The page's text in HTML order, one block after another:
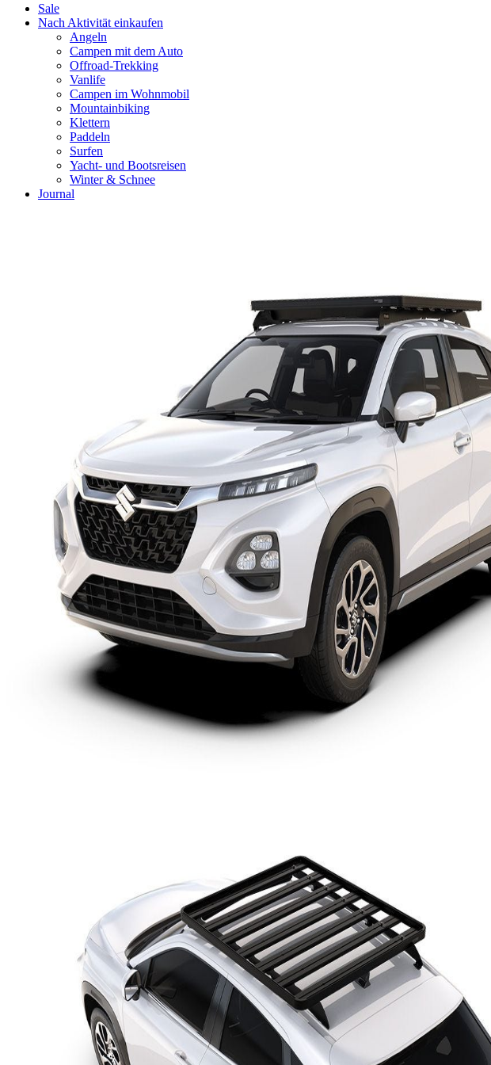
Sale
Nach Aktivität einkaufen
Angeln
Campen mit dem Auto
Offroad-Trekking
Vanlife
Campen im Wohnmobil
Mountainbiking
Klettern
Paddeln
Surfen
Yacht- und Bootsreisen
Winter & Schnee
Journal